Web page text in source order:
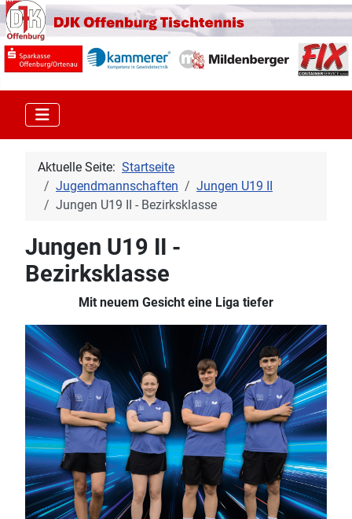
Aktuelle Seite: Startseite
Jugendmannschaften
Jungen U19 II
Jungen U19 II - Bezirksklasse
Jungen U19 II -
Bezirksklasse
Mit neuem Gesicht eine Liga tiefer